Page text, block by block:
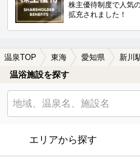
株主優待制度で人気
拡充されました！
温泉TOP 東海 愛知県 新川
温浴施設を探す
エリアから探す